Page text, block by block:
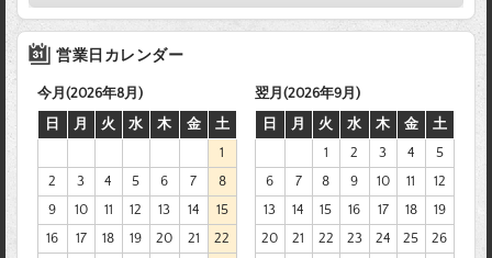
営業日カレンダー
今月(2026年8月)
日
月 火 水 木 金
土
1
2
3 4 5 6 7
8
9
10 11 12 13 14
15
16
17 18 19 20 21
22
翌月(2026年9月)
日
月 火 水 木 金
土
1
2 3 4
5
6
7 8 9 10 11
12
13
14 15 16 17 18
19
20
21 22 23 24 25
26